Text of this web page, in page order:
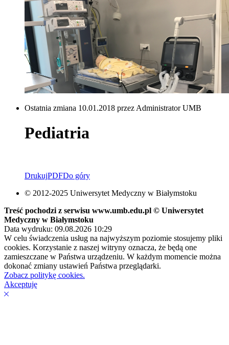
Ostatnia zmiana 10.01.2018 przez Administrator UMB
Pediatria
DrukujPDFDo góry
© 2012-2025 Uniwersytet Medyczny w Białymstoku
Treść pochodzi z serwisu www.umb.edu.pl © Uniwersytet
Medyczny w Białymstoku
Data wydruku: 09.08.2026 10:29
W celu świadczenia usług na najwyższym poziomie stosujemy pliki
cookies. Korzystanie z naszej witryny oznacza, że będą one
zamieszczane w Państwa urządzeniu. W każdym momencie można
dokonać zmiany ustawień Państwa przeglądarki.
Zobacz politykę cookies.
Akceptuję